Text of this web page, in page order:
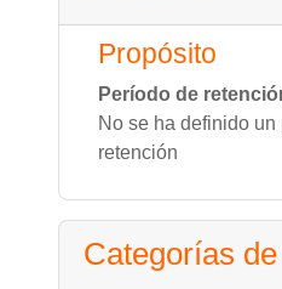
Propósito
Período de
No se ha definido un
retención
Categorías